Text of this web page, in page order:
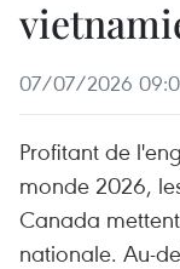
07/07/2026
Profitant de
monde 2026,
Canada
nationale. Au-